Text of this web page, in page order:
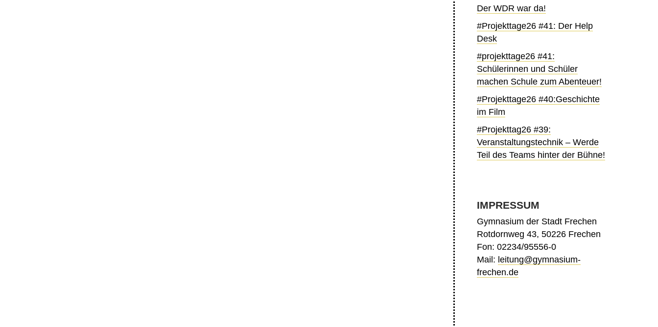
Der WDR war da!
#Projekttage26 #41: Der Help
Desk
#projekttage26 #41:
Schülerinnen und Schüler
machen Schule zum Abenteuer!
#Projekttage26 #40:Geschichte
im Film
#Projekttag26 #39:
Veranstaltungstechnik – Werde
Teil des Teams hinter der Bühne!
IMPRESSUM
Gymnasium der Stadt Frechen
Rotdornweg 43, 50226 Frechen
Fon: 02234/95556-0
Mail: leitung@gymnasium-
frechen.de